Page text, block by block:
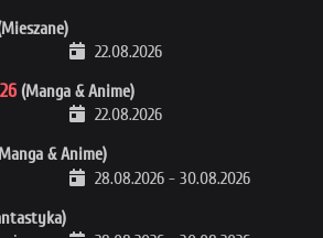
22.08.2026
(Manga & Anime)
22.08.2026
& Anime)
28.08.2026 - 30.08.2026